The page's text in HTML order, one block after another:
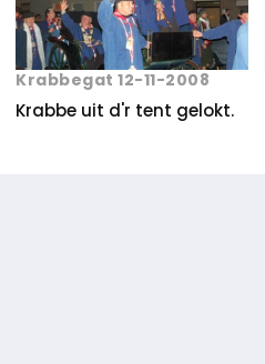
Krabbegat 12-11-2008
Krabbe uit d'r tent gelokt.